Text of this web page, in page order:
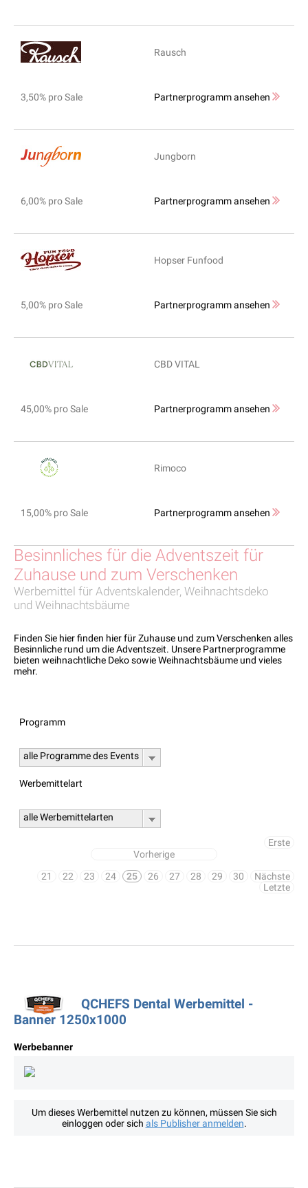
Rausch
3,50% pro Sale Partnerprogramm ansehen
Jungborn
6,00% pro Sale Partnerprogramm ansehen
Hopser Funfood
5,00% pro Sale Partnerprogramm ansehen
CBD VITAL
45,00% pro Sale Partnerprogramm ansehen
Rimoco
15,00% pro Sale Partnerprogramm ansehen
Besinnliches für die Adventszeit für
Zuhause und zum Verschenken
Werbemittel für Adventskalender, Weihnachtsdeko
und Weihnachtsbäume
Finden Sie hier finden hier für Zuhause und zum Verschenken alles
Besinnliche rund um die Adventszeit. Unsere Partnerprogramme
bieten weihnachtliche Deko sowie Weihnachtsbäume und vieles
mehr.
Programm
alle Programme des Events
Werbemittelart
alle Werbemittelarten
Erste
Vorherige
21
22 23 24 25 26 27 28 29 30
Nächste
Letzte
QCHEFS Dental Werbemittel -
Banner 1250x1000
Werbebanner
Um dieses Werbemittel nutzen zu können, müssen Sie sich
einloggen oder sich als Publisher anmelden.